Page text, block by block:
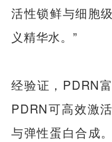
活性锁鲜与细胞
义精华水。”
经验证，PDRN
PDRN可高效激
与弹性蛋白合成